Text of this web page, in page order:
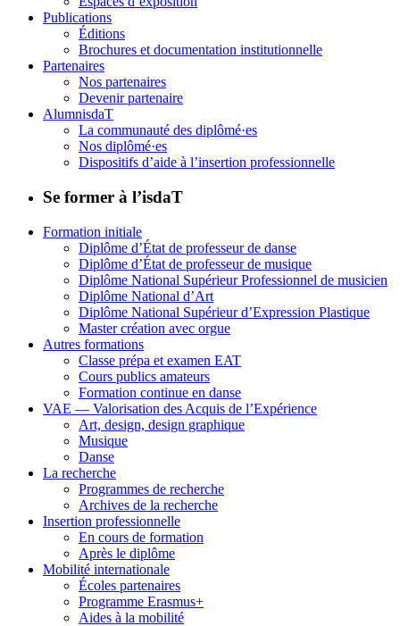
Publications
Éditions
Brochures et documentation institutionnelle
Partenaires
Nos partenaires
Devenir partenaire
AlumnisdaT
La communauté des diplômé·es
Nos diplômé·es
Dispositifs d’aide à l’insertion professionnelle
Se former à l’isdaT
Formation initiale
Diplôme d’État de professeur de danse
Diplôme d’État de professeur de musique
Diplôme National Supérieur Professionnel de musicien
Diplôme National d’Art
Diplôme National Supérieur d’Expression Plastique
Master création avec orgue
Autres formations
Classe prépa et examen EAT
Cours publics amateurs
Formation continue en danse
VAE — Valorisation des Acquis de l’Expérience
Art, design, design graphique
Musique
Danse
La recherche
Programmes de recherche
Archives de la recherche
Insertion professionnelle
En cours de formation
Après le diplôme
Mobilité internationale
Écoles partenaires
Programme Erasmus+
Aides à la mobilité